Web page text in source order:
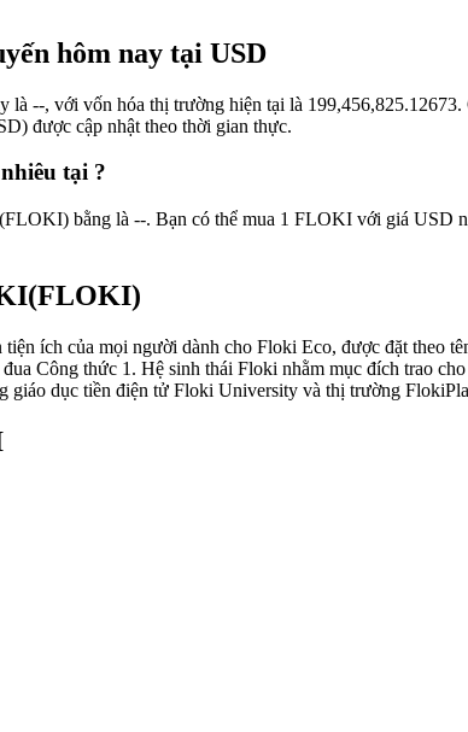
hôm nay tại USD
là --, với vốn hóa thị trường hiện tại là
được cập nhật theo thời gian thực.
tại ?
bằng là --. Bạn có thể mua 1 FLOKI với giá USD
ích của mọi người dành cho Floki Eco, được đặt theo
Công thức 1. Hệ sinh thái Floki nhằm mục đích trao
giáo dục tiền điện tử Floki University và thị trường